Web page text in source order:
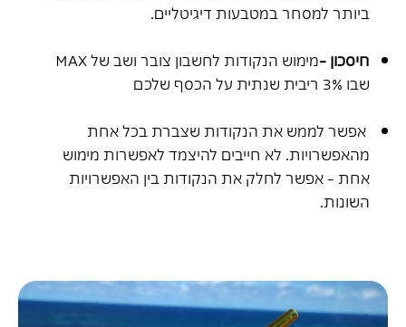
ביותר למסחר במטבעות דיגיטליים.
חיסכון -
מימוש הנקודות לחשבון צובר ושב של MAX
שבו 3% ריבית שנתית על הכסף שלכם
אפשר לממש את הנקודות שצברת בכל אחת
מהאפשרויות. לא חייבים להיצמד לאפשרות מימוש
אחת - אפשר לחלק את הנקודות בין האפשרויות
השונות.